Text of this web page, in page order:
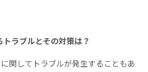
ラブルとその対策は？
関してトラブルが発生することもあ